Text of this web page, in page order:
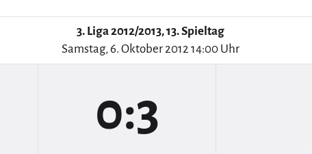
3. Liga 2012/2013, 13. Spieltag
Samstag, 6. Oktober 2012 14:00 Uhr
0:3